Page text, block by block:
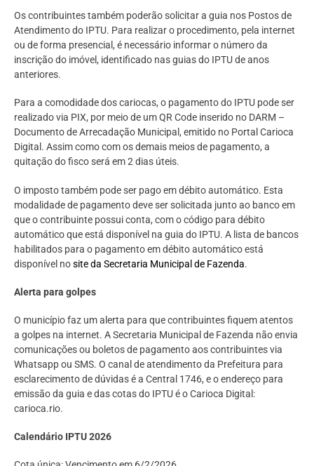
Os contribuintes também poderão solicitar a guia nos Postos de
Atendimento do IPTU. Para realizar o procedimento, pela internet
ou de forma presencial, é necessário informar o número da
inscrição do imóvel, identificado nas guias do IPTU de anos
anteriores.
Para a comodidade dos cariocas, o pagamento do IPTU pode ser
realizado via PIX, por meio de um QR Code inserido no DARM –
Documento de Arrecadação Municipal, emitido no Portal Carioca
Digital. Assim como com os demais meios de pagamento, a
quitação do fisco será em 2 dias úteis.
O imposto também pode ser pago em débito automático. Esta
modalidade de pagamento deve ser solicitada junto ao banco em
que o contribuinte possui conta, com o código para débito
automático que está disponível na guia do IPTU. A lista de bancos
habilitados para o pagamento em débito automático está
disponível nosite da Secretaria Municipal de Fazenda.
Alerta para golpes
O município faz um alerta para que contribuintes fiquem atentos
a golpes na internet. A Secretaria Municipal de Fazenda não envia
comunicações ou boletos de pagamento aos contribuintes via
Whatsapp ou SMS. O canal de atendimento da Prefeitura para
esclarecimento de dúvidas é a Central 1746, e o endereço para
emissão da guia e das cotas do IPTU é o Carioca Digital:
carioca.rio.
Calendário IPTU 2026